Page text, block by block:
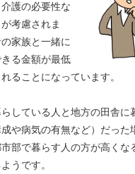
護の必要性な
考慮されま
家族と一緒に
る金額が最低
ることになっています。
している人と地方の田舎に
や病気の有無など）だった
部で暮らす人の方が高くな
うです。